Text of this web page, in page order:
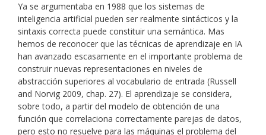
Ya se argumentaba en 1988 que los sistemas de
inteligencia artificial pueden ser realmente sintácticos y la
sintaxis correcta puede constituir una semántica. Mas
hemos de reconocer que las técnicas de aprendizaje en IA
han avanzado escasamente en el importante problema de
construir nuevas representaciones en niveles de
abstracción superiores al vocabulario de entrada (Russell
and Norvig 2009, chap. 27). El aprendizaje se considera,
sobre todo, a partir del modelo de obtención de una
función que correlaciona correctamente parejas de datos,
pero esto no resuelve para las máquinas el problema del